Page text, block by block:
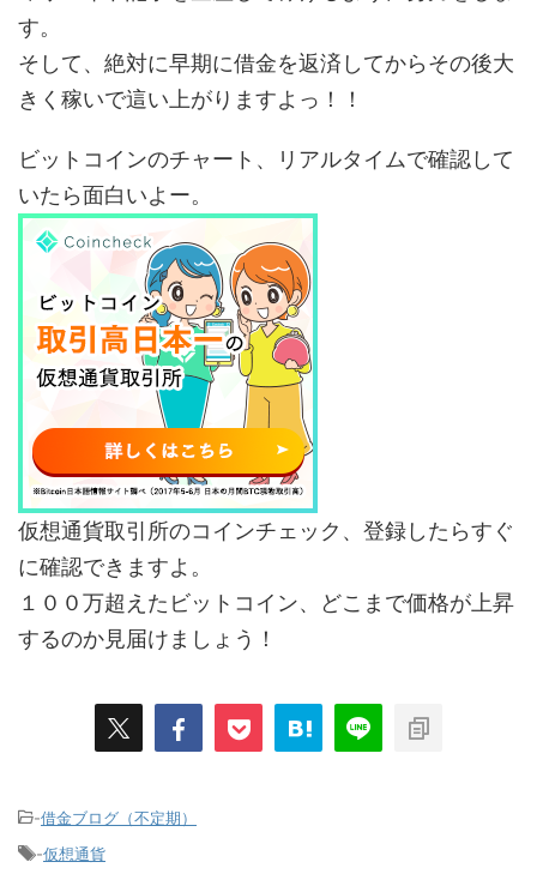
す。
そして、絶対に早期に借金を返済してからその後大
きく稼いで這い上がりますよっ！！
ビットコインのチャート、リアルタイムで確認して
いたら面白いよー。
仮想通貨取引所のコインチェック、登録したらすぐ
に確認できますよ。
１００万超えたビットコイン、どこまで価格が上昇
するのか見届けましょう！
-借金ブログ（不定期）
-仮想通貨